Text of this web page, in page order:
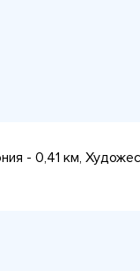
- 0,41 км,